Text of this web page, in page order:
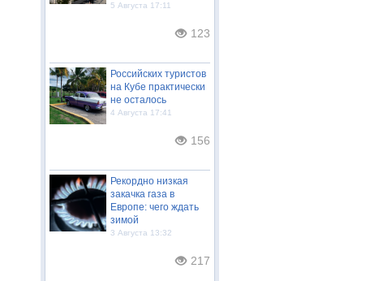
5 Августа 17:11
123
Российских туристов
на Кубе практически
не осталось
4 Августа 17:41
156
Рекордно низкая
закачка газа в
Европе: чего ждать
зимой
3 Августа 13:32
217